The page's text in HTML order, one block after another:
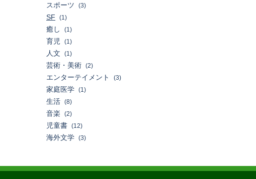
スポーツ (3)
SF (1)
癒し (1)
育児 (1)
人文 (1)
芸術・美術 (2)
エンターテイメント (3)
家庭医学 (1)
生活 (8)
音楽 (2)
児童書 (12)
海外文学 (3)